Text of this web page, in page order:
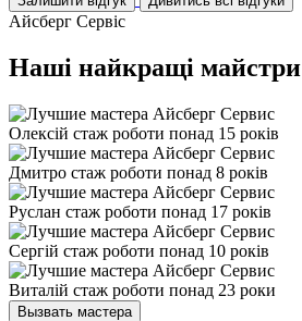
Айсберг Сервіс
Наші найкращі майстри
Олексій стаж роботи понад 15 років
Дмитро стаж роботи понад 8 років
Руслан стаж роботи понад 17 років
Сергій стаж роботи понад 10 років
Виталій стаж роботи понад 23 роки
Вызвать мастера